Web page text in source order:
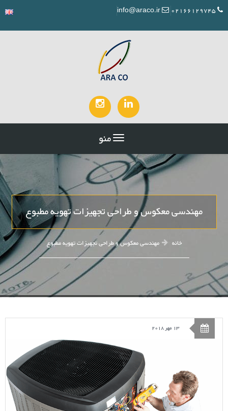
منو
مهندسی معکوس و طراحی تجهیزات تهویه مطبوع
خانه مهندسی معکوس و طراحی تجهیزات تهویه مطبوع
13 مهر 2018